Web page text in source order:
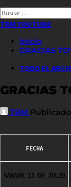
Buscar
por:
TRM YOUTUBE
Inicio
GRACIAS
TODO EL
GRACIAS
TRM
FECHA
SÁBADO 13 DE JULIO